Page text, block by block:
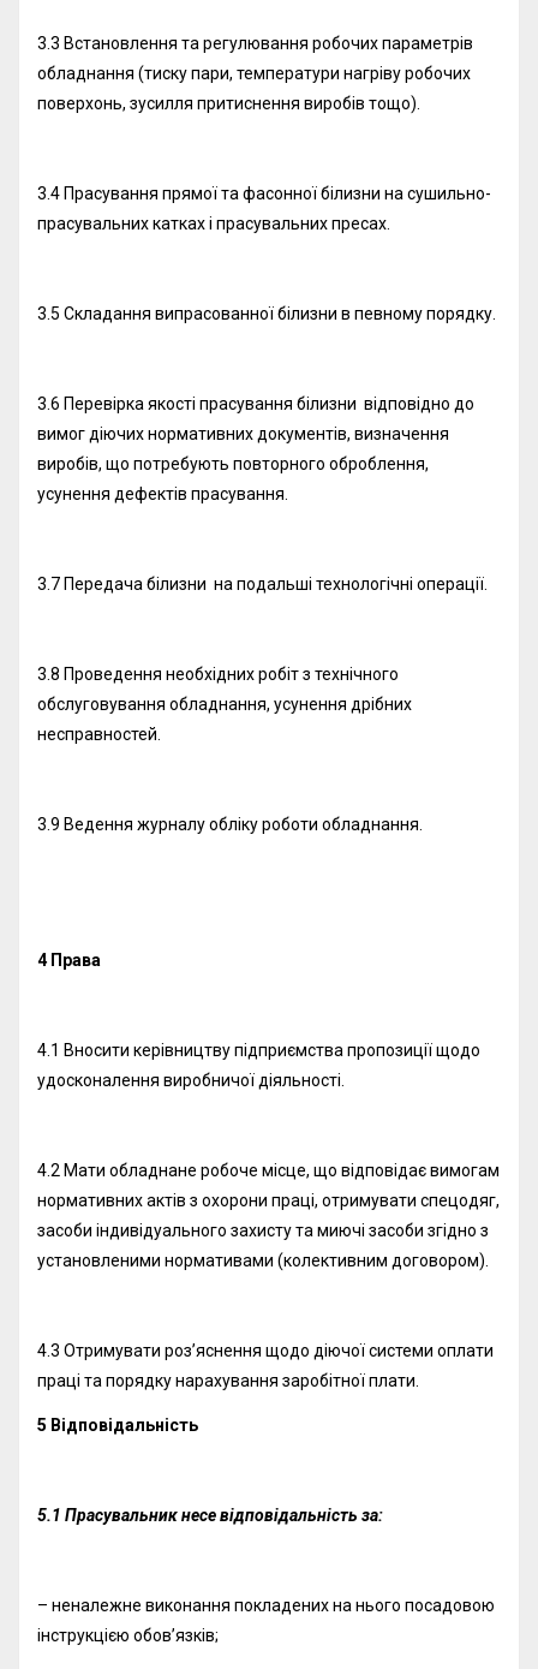
3.3 Встановлення та регулювання робочих параметрів
обладнання (тиску пари, температури нагріву робочих
поверхонь, зусилля притиснення виробів тощо).
3.4 Прасування прямої та фасонної білизни на сушильно-
прасувальних катках і прасувальних пресах.
3.5 Складання випрасованної білизни в певному порядку.
3.6 Перевірка якості прасування білизни відповідно до
вимог діючих нормативних документів, визначення
виробів, що потребують повторного оброблення,
усунення дефектів прасування.
3.7 Передача білизни на подальші технологічні операції.
3.8 Проведення необхідних робіт з технічного
обслуговування обладнання, усунення дрібних
несправностей.
3.9 Ведення журналу обліку роботи обладнання.
4 Права
4.1 Вносити керівництву підприємства пропозиції щодо
удосконалення виробничої діяльності.
4.2 Мати обладнане робоче місце, що відповідає вимогам
нормативних актів з охорони праці, отримувати спецодяг,
засоби індивідуального захисту та миючі засоби згідно з
установленими нормативами (колективним договором).
4.3 Отримувати роз’яснення щодо діючої системи оплати
праці та порядку нарахування заробітної плати.
5 Відповідальність
5.1 Прасувальник несе відповідальність за:
– неналежне виконання покладених на нього посадовою
інструкцією обов’язків;